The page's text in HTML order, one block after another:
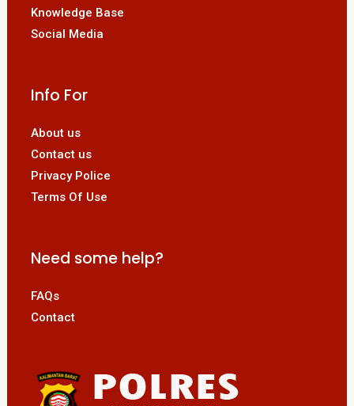
Knowledge Base
Social Media
Info For
About us
Contact us
Privacy Police
Terms Of Use
Need some help?
FAQs
Contact